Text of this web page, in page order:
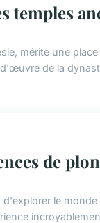
temples
mérite une
de la
de
le